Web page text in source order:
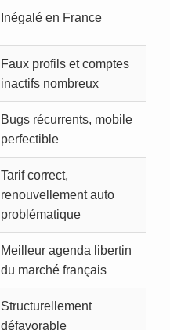
Inégalé en France
Faux profils et comptes
inactifs nombreux
Bugs récurrents, mobile
perfectible
Tarif correct,
renouvellement auto
problématique
Meilleur agenda libertin
du marché français
Structurellement
défavorable